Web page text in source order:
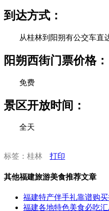
到达方式：
从桂林到阳朔有公交车直达
阳朔西街门票价格：
免费
景区开放时间：
全天
标签：桂林 打印
其他福建旅游美食推荐文章
福建特产伴手礼靠谱购
福建各地特色美食必吃